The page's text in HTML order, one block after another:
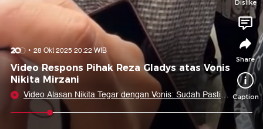
Dislike
Share
Caption
28 Okt 2025 20:22 WIB
Video Respons Pihak Reza Gladys atas Vonis
Nikita Mirzani
Video Alasan Nikita Tegar dengan Vonis: Sudah Pasti
Ditahan Jadi Santai Aja!
0:10
Facebook X Whatsapp Telegram
Copy Link Copy Embed
Copy Embed &
Caption